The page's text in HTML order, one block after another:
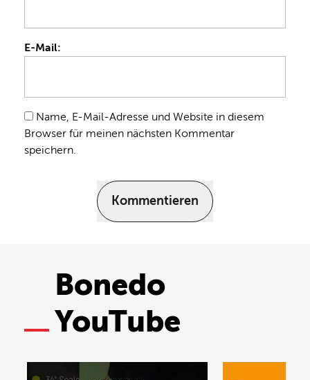
E-Mail:
Name, E-Mail-Adresse und Website in diesem
Browser für meinen nächsten Kommentar
speichern.
Kommentieren
Bonedo
YouTube